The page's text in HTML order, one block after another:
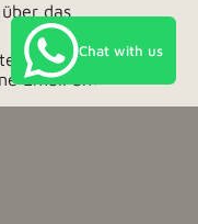
das
oder zu
Email an:
Chat with us